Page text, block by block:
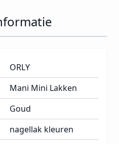
ORLY
Mani Mini Lakken
Goud
nagellak kleuren